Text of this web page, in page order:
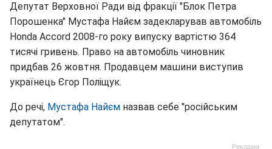
Депутат Верховної Ради від фракції "Блок Петра
Порошенка" Мустафа Найєм задекларував автомобіль
Honda Accord 2008-го року випуску вартістю 364
тисячі гривень. Право на автомобіль чиновник
придбав 26 жовтня. Продавцем машини виступив
українець Єгор Поліщук.
До речі, Мустафа Найєм назвав себе "російським
депутатом".